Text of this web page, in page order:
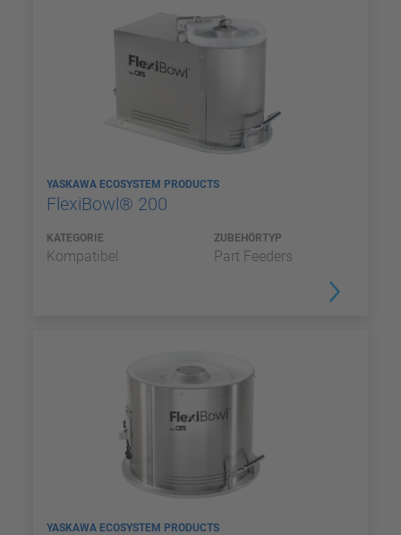
YASKAWA ECOSYSTEM PRODUCTS
FlexiBowl® 200
KATEGORIE
Kompatibel
ZUBEHÖRTYP
Part Feeders
YASKAWA ECOSYSTEM PRODUCTS